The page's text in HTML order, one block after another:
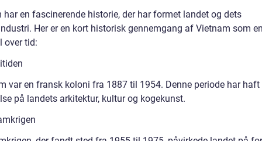
har en fascinerende historie, der har formet landet og dets
Her er en kort historisk gennemgang af Vietnam som
over tid:
var en fransk koloni fra 1887 til 1954. Denne periode har haft
på landets arkitektur, kultur og kogekunst.